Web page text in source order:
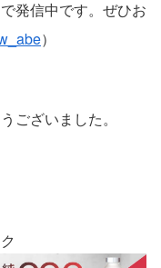
発信中です。ぜひお
）
ございました。